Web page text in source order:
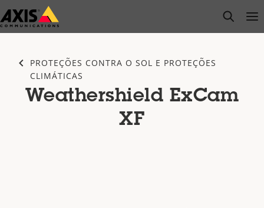
Pular
para
open
PROTEÇÕES CONTRA O SOL E PROTEÇÕES
CLIMÁTICAS
Weathershield ExCam
XF